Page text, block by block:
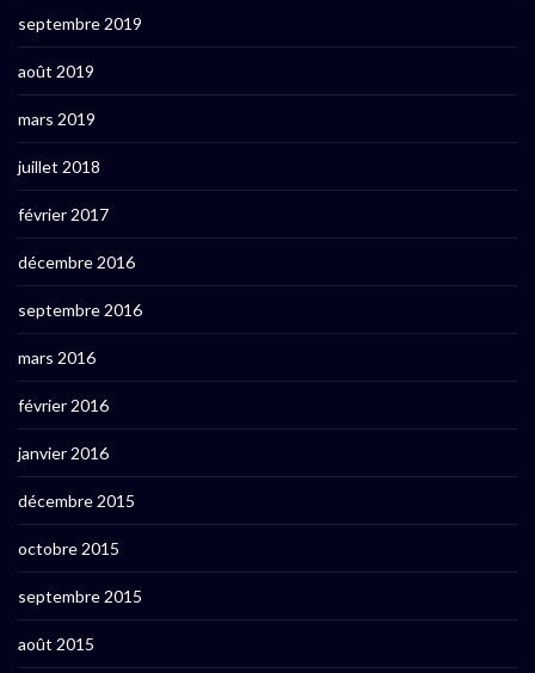
septembre 2019
août 2019
mars 2019
juillet 2018
février 2017
décembre 2016
septembre 2016
mars 2016
février 2016
janvier 2016
décembre 2015
octobre 2015
septembre 2015
août 2015